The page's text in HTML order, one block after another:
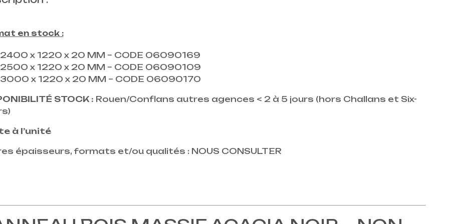
en stock :
2400 x 1220 x 20 MM – CODE 06090169
2500 x 1220 x 20 MM – CODE 06090109
3000 x 1220 x 20 MM – CODE 06090170
STOCK : Rouen/Conflans autres agences < 2 à 5 jours (hors Challans et Six-
à l’unité
épaisseurs, formats et/ou qualités : NOUS CONSULTER